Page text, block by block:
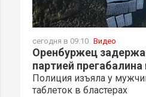
сегодня в 09:10 Видео
Оренбуржец
партией
Полиция изъяла у
таблеток в бластерах